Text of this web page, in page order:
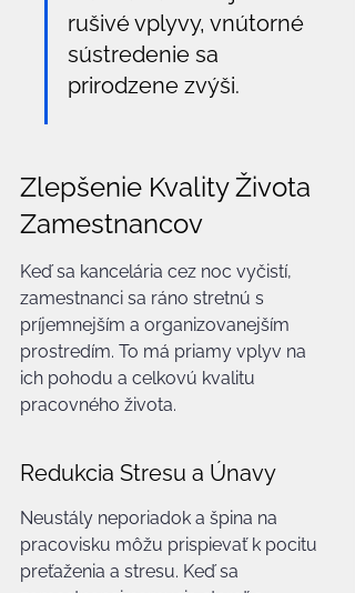
rušivé vplyvy, vnútorné
sústredenie sa
prirodzene zvýši.
Zlepšenie Kvality Života
Zamestnancov
Keď sa kancelária cez noc vyčistí,
zamestnanci sa ráno stretnú s
príjemnejším a organizovanejším
prostredím. To má priamy vplyv na
ich pohodu a celkovú kvalitu
pracovného života.
Redukcia Stresu a Únavy
Neustály neporiadok a špina na
pracovisku môžu prispievať k pocitu
preťaženia a stresu. Keď sa